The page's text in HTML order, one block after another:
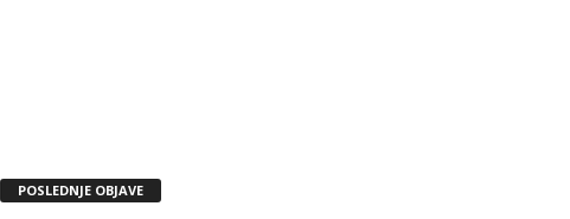
POSLEDNJE OBJAVE